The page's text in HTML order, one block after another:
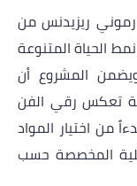
ريزيدنس من
الحياة المتنوعة
المشروع أن
تعكس رقي الفن
من اختيار المواد
المخصصة حسب